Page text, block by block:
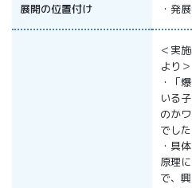
展開の位置付け ・発
＜実
より＞
・「
いる
のか
でした
・具
原理
で、